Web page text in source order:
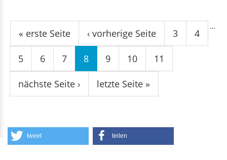
Seiten
« erste Seite ‹ vorherige Seite
…
3 4
5 6 7 8 9 10 11
nächste Seite › letzte Seite »
tweet teilen